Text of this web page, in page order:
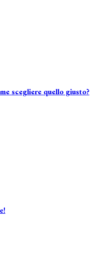
scegliere quello giusto?